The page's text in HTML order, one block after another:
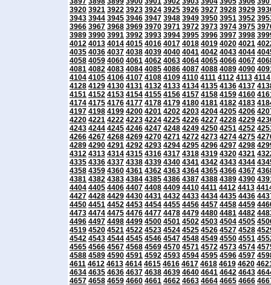
3920 3921 3922 3923 3924 3925 3926 3927 3928 3929
3943 3944 3945 3946 3947 3948 3949 3950 3951 3952
3966 3967 3968 3969 3970 3971 3972 3973 3974 3975
3989 3990 3991 3992 3993 3994 3995 3996 3997 3998
4012 4013 4014 4015 4016 4017 4018 4019 4020 4021
4035 4036 4037 4038 4039 4040 4041 4042 4043 4044
4058 4059 4060 4061 4062 4063 4064 4065 4066 4067
4081 4082 4083 4084 4085 4086 4087 4088 4089 4090
4104 4105 4106 4107 4108 4109 4110 4111 4112 4113 4114
4128 4129 4130 4131 4132 4133 4134 4135 4136 4137
4151 4152 4153 4154 4155 4156 4157 4158 4159 4160
4174 4175 4176 4177 4178 4179 4180 4181 4182 4183
4197 4198 4199 4200 4201 4202 4203 4204 4205 4206
4220 4221 4222 4223 4224 4225 4226 4227 4228 4229
4243 4244 4245 4246 4247 4248 4249 4250 4251 4252
4266 4267 4268 4269 4270 4271 4272 4273 4274 4275
4289 4290 4291 4292 4293 4294 4295 4296 4297 4298
4312 4313 4314 4315 4316 4317 4318 4319 4320 4321
4335 4336 4337 4338 4339 4340 4341 4342 4343 4344
4358 4359 4360 4361 4362 4363 4364 4365 4366 4367
4381 4382 4383 4384 4385 4386 4387 4388 4389 4390
4404 4405 4406 4407 4408 4409 4410 4411 4412 4413
4427 4428 4429 4430 4431 4432 4433 4434 4435 4436
4450 4451 4452 4453 4454 4455 4456 4457 4458 4459
4473 4474 4475 4476 4477 4478 4479 4480 4481 4482
4496 4497 4498 4499 4500 4501 4502 4503 4504 4505
4519 4520 4521 4522 4523 4524 4525 4526 4527 4528
4542 4543 4544 4545 4546 4547 4548 4549 4550 4551
4565 4566 4567 4568 4569 4570 4571 4572 4573 4574
4588 4589 4590 4591 4592 4593 4594 4595 4596 4597
4611 4612 4613 4614 4615 4616 4617 4618 4619 4620
4634 4635 4636 4637 4638 4639 4640 4641 4642 4643
4657 4658 4659 4660 4661 4662 4663 4664 4665 4666